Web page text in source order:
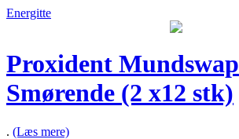
Energitte
Proxident Mundswap
Smørende (2 x12 stk)
. (Læs mere)